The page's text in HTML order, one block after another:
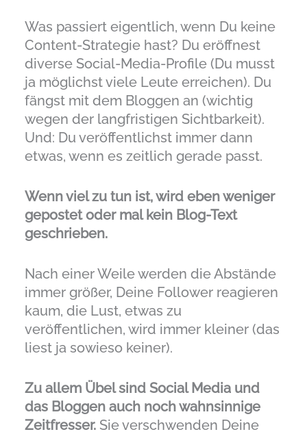
Was passiert eigentlich, wenn Du keine
Content-Strategie hast? Du eröffnest
diverse Social-Media-Profile (Du musst
ja möglichst viele Leute erreichen). Du
fängst mit dem Bloggen an (wichtig
wegen der langfristigen Sichtbarkeit).
Und: Du veröffentlichst immer dann
etwas, wenn es zeitlich gerade passt.
Wenn viel zu tun ist, wird eben weniger
gepostet oder mal kein Blog-Text
geschrieben.
Nach einer Weile werden die Abstände
immer größer, Deine Follower reagieren
kaum, die Lust, etwas zu
veröffentlichen, wird immer kleiner (das
liest ja sowieso keiner).
Zu allem Übel sind Social Media und
das Bloggen auch noch wahnsinnige
Zeitfresser. Sie verschwenden Deine